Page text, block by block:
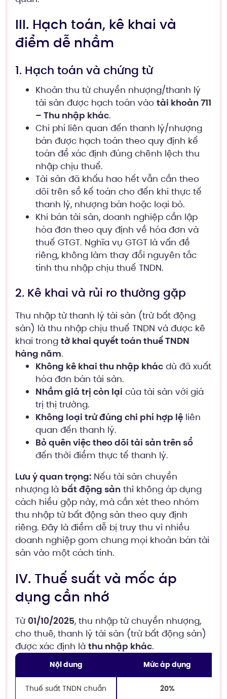
III. Hạch toán, kê khai và
điểm dễ nhầm
1. Hạch toán và chứng từ
Khoản thu từ chuyển nhượng/thanh lý
tài sản được hạch toán vào tài khoản 711
– Thu nhập khác.
Chi phí liên quan đến thanh lý/nhượng
bán được hạch toán theo quy định kế
toán để xác định đúng chênh lệch thu
nhập chịu thuế.
Tài sản đã khấu hao hết vẫn cần theo
dõi trên sổ kế toán cho đến khi thực tế
thanh lý, nhượng bán hoặc loại bỏ.
Khi bán tài sản, doanh nghiệp cần lập
hóa đơn theo quy định về hóa đơn và
thuế GTGT. Nghĩa vụ GTGT là vấn đề
riêng, không làm thay đổi nguyên tắc
tính thu nhập chịu thuế TNDN.
2. Kê khai và rủi ro thường gặp
Thu nhập từ thanh lý tài sản (trừ bất động
sản) là thu nhập chịu thuế TNDN và được kê
khai trong tờ khai quyết toán thuế TNDN
hàng năm.
Không kê khai thu nhập khác dù đã xuất
hóa đơn bán tài sản.
Nhầm giá trị còn lại của tài sản với giá
trị thị trường.
Không loại trừ đúng chi phí hợp lệ liên
quan đến thanh lý.
Bỏ quên việc theo dõi tài sản trên sổ
đến thời điểm thực tế thanh lý.
Lưu ý quan trọng: Nếu tài sản chuyển
nhượng là bất động sản thì không áp dụng
cách hiểu gộp này, mà cần xét theo nhóm
thu nhập từ bất động sản theo quy định
riêng. Đây là điểm dễ bị truy thu vì nhiều
doanh nghiệp gom chung mọi khoản bán tài
sản vào một cách tính.
IV. Thuế suất và mốc áp
dụng cần nhớ
Từ 01/10/2025, thu nhập từ chuyển nhượng,
cho thuê, thanh lý tài sản (trừ bất động sản)
được xác định là thu nhập khác.
Nội dung Mức áp dụng
Thuế suất TNDN chuẩn 20%